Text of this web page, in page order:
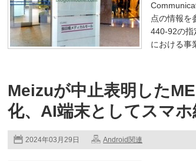
点の情報を
440-92の指
における事
Meizuが中止表明した
化、AI端末としてスマ
2024年03月29日 Android関連